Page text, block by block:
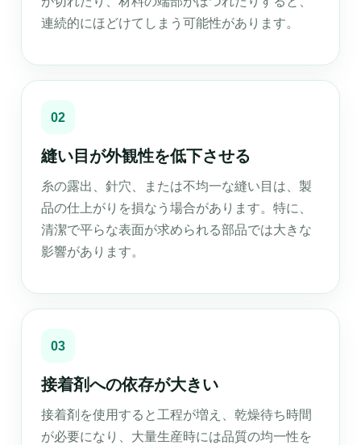
連続的にほどけてしまう可能性があります。
02
縫い目が外観性を低下させる
糸の露出、針穴、または不均一な縫い目は、製
品の仕上がりを損なう場合があります。特に、
清潔で平らな表面が求められる部品では大きな
影響があります。
03
接着剤への依存が大きい
接着剤を使用すると工程が増え、乾燥待ち時間
が必要になり、大量生産時には品質の均一性を